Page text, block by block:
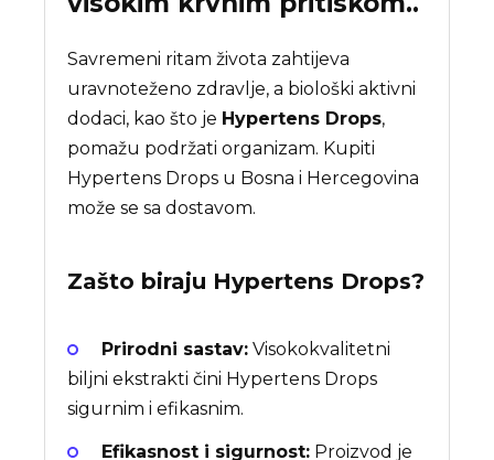
Savremeni ritam života zahtijeva
uravnoteženo zdravlje, a biološki aktivni
dodaci, kao što je Hypertens Drops,
pomažu podržati organizam. Kupiti
Hypertens Drops u Bosna i Hercegovina
može se sa dostavom.
Zašto biraju Hypertens Drops?
Prirodni sastav: Visokokvalitetni
biljni ekstrakti čini Hypertens Drops
sigurnim i efikasnim.
Efikasnost i sigurnost: Proizvod je